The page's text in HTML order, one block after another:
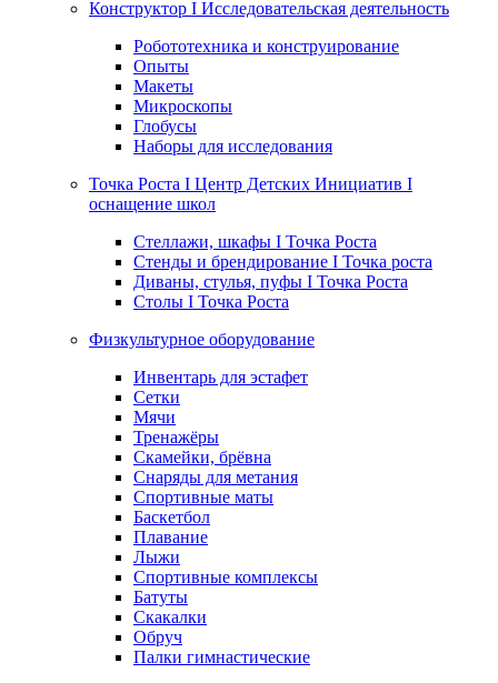
Конструктор I Исследовательская деятельность
Робототехника и конструирование
Опыты
Макеты
Микроскопы
Глобусы
Наборы для исследования
Точка Роста I Центр Детских Инициатив I
оснащение школ
Стеллажи, шкафы I Точка Роста
Стенды и брендирование I Точка роста
Диваны, стулья, пуфы I Точка Роста
Столы I Точка Роста
Физкультурное оборудование
Инвентарь для эстафет
Сетки
Мячи
Тренажёры
Скамейки, брёвна
Снаряды для метания
Спортивные маты
Баскетбол
Плавание
Лыжи
Спортивные комплексы
Батуты
Скакалки
Обруч
Палки гимнастические